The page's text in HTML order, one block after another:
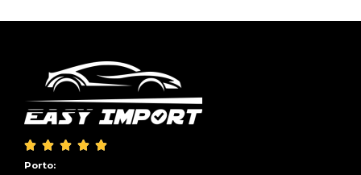
    
Porto: